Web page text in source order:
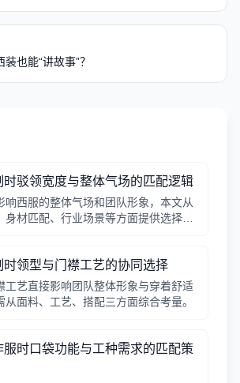
也能“讲故事”？
时驳领宽度与整体气场的匹配逻辑
响西服的整体气场和团队形象，本文从
身材匹配、行业场景等方面提供选择逻
时领型与门襟工艺的协同选择
工艺直接影响团队整体形象与穿着舒适
从面料、工艺、搭配三方面综合考量。
时口袋功能与工种需求的匹配策